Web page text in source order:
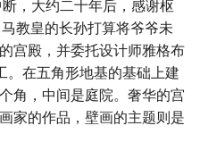
，大约二十年后，感谢枢
教皇的长孙打算将爷爷未
宫殿，并委托设计师雅格布
。在五角形地基的基础上建
角，中间是庭院。奢华的宫
家的作品，壁画的主题则是